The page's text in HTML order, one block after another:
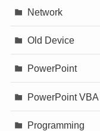
Network
Old Device
PowerPoint
PowerPoint VBA
Programming